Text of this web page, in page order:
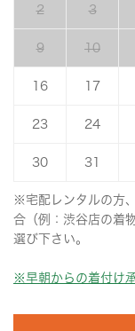
2 3
9 10
16 17
23 24
30 31
※宅配レンタルの方
合（例：渋谷店の着
選び下さい。
※早朝からの着付け